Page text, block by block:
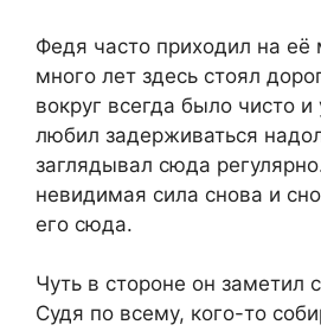
Федя часто приходил на её
много лет здесь стоял
вокруг всегда было чисто
любил задерживаться
заглядывал сюда
невидимая сила снова и
его сюда.
Чуть в стороне он заметил
Судя по всему, кого-то